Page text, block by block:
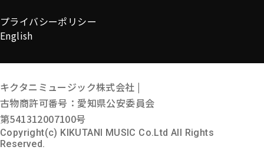
プライバシーポリシー
English
キクタニミュージック株式会社 |
古物商許可番号：愛知県公安委員会
第541312007100号
Copyright(c) KIKUTANI MUSIC Co.Ltd All Rights
Reserved.